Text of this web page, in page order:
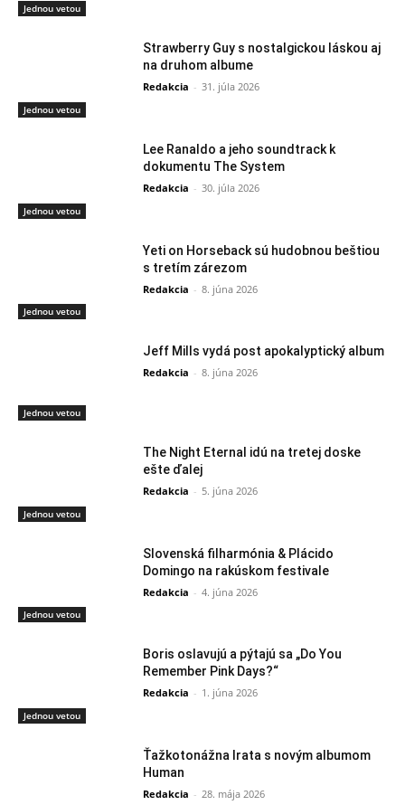
Jednou vetou
Jednou vetou
Strawberry Guy s nostalgickou láskou aj
na druhom albume
Redakcia - 31. júla 2026
Jednou vetou
Lee Ranaldo a jeho soundtrack k
dokumentu The System
Redakcia - 30. júla 2026
Jednou vetou
Yeti on Horseback sú hudobnou beštiou
s tretím zárezom
Redakcia - 8. júna 2026
Jednou vetou
Jeff Mills vydá post apokalyptický album
Redakcia - 8. júna 2026
Jednou vetou
The Night Eternal idú na tretej doske
ešte ďalej
Redakcia - 5. júna 2026
Jednou vetou
Slovenská filharmónia & Plácido
Domingo na rakúskom festivale
Redakcia - 4. júna 2026
Jednou vetou
Boris oslavujú a pýtajú sa „Do You
Remember Pink Days?“
Redakcia - 1. júna 2026
Ťažkotonážna Irata s novým albumom
Human
Redakcia - 28. mája 2026